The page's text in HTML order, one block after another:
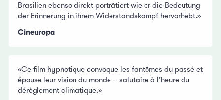
Brasilien ebenso direkt porträtiert wie er die Bedeutung
der Erinnerung in ihrem Widerstandskampf hervorhebt.»
Cineuropa
«Ce film hypnotique convoque les fantômes du passé et
épouse leur vision du monde – salutaire à l’heure du
dérèglement climatique.»